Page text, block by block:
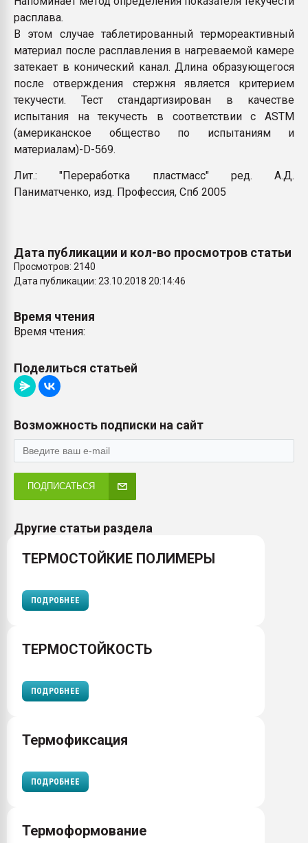
28.07.2026
ситуацией на
ПЕРЕЙТИ НА
расплава.
В этом случае таблетированный термореактивный
материал после расплавления в нагреваемой камере
затекает в конический канал. Длина образующегося
после отверждения стержня является критерием
текучести. Тест стандартизирован в качестве
испытания на текучесть в соответствии с ASTM
(американское общество по испытаниям и
материалам)-D-569.
Лит.: "Переработка пластмасс" ред. А.Д.
Паниматченко, изд. Профессия, Спб 2005
Дата публикации и кол-во просмотров статьи
Просмотров: 2140
Дата публикации: 23.10.2018 20:14:46
Время чтения
Время чтения:
Поделиться статьей
Возможность подписки на сайт
ПОДПИСАТЬСЯ
Другие статьи раздела
ТЕРМОСТОЙКИЕ ПОЛИМЕРЫ
ПОДРОБНЕЕ
ТЕРМОСТОЙКОСТЬ
ПОДРОБНЕЕ
Термофиксация
ПОДРОБНЕЕ
Термоформование